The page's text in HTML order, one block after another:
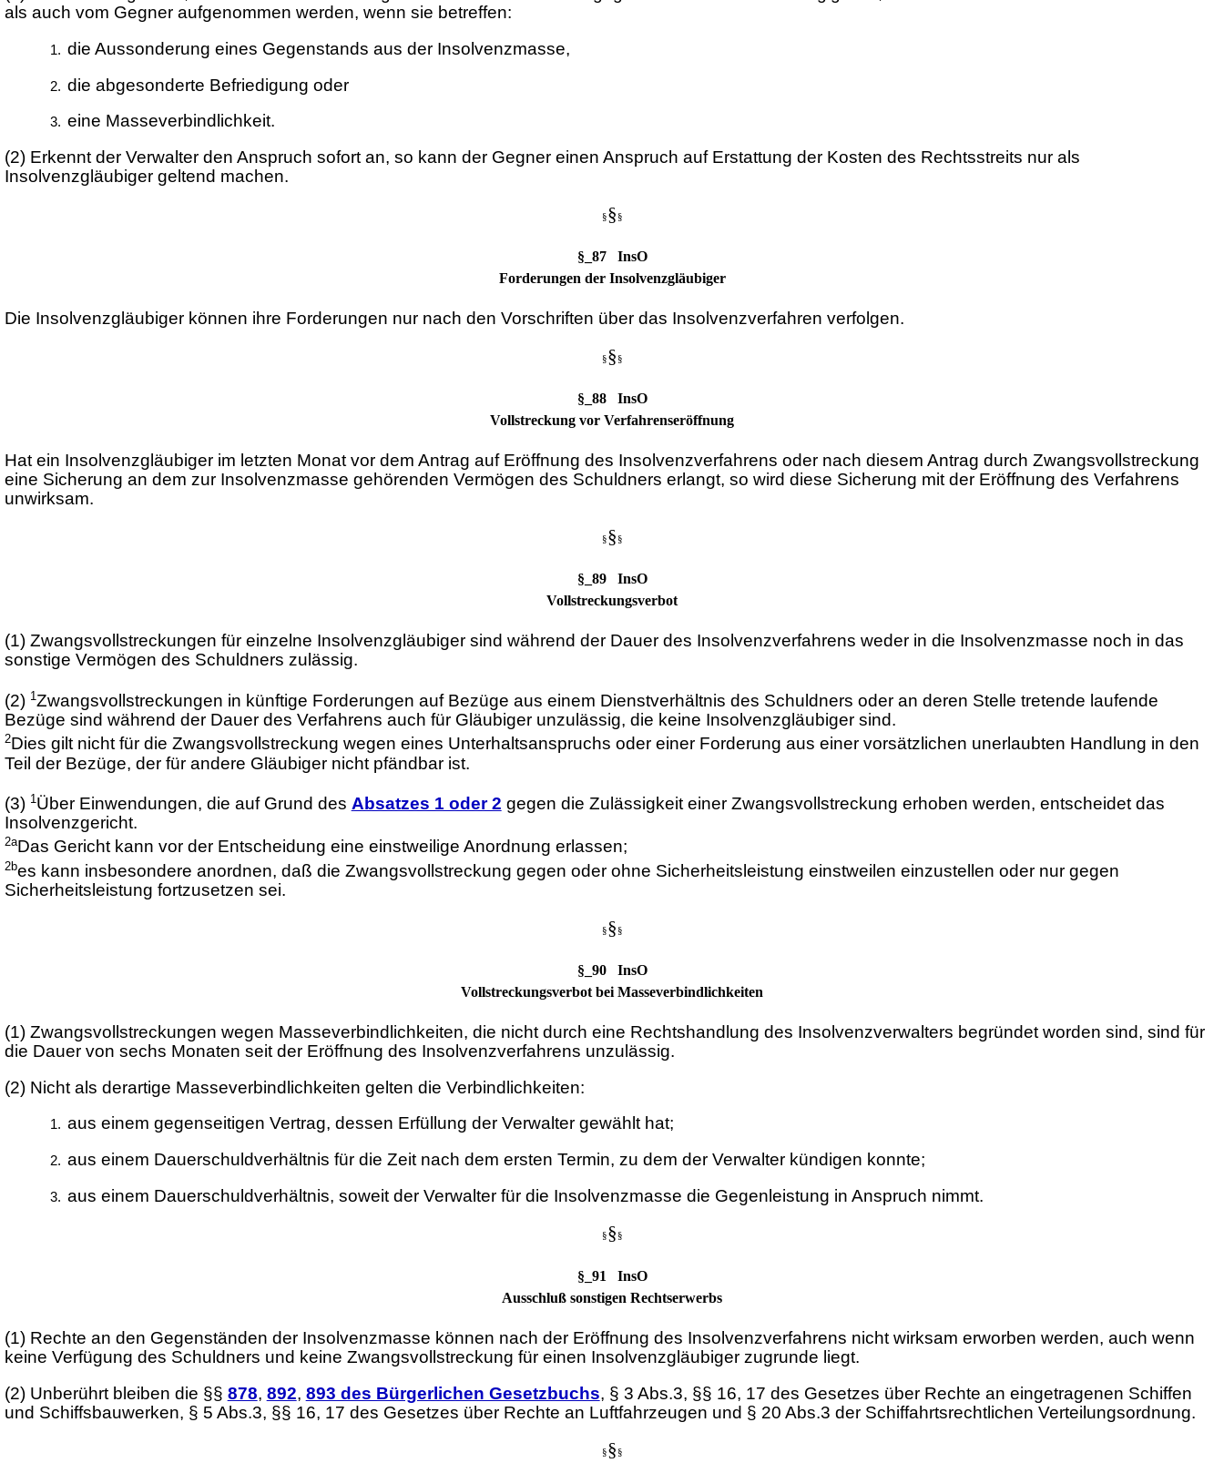
als auch vom Gegner aufgenommen werden, wenn sie betreffen:
die Aussonderung eines Gegenstands aus der Insolvenzmasse,
die abgesonderte Befriedigung oder
eine Masseverbindlichkeit.
(2) Erkennt der Verwalter den Anspruch sofort an, so kann der Gegner einen Anspruch auf Erstattung der Kosten des Rechtsstreits nur als
Insolvenzgläubiger geltend machen.
§§ §
§_87 InsO
Forderungen der Insolvenzgläubiger
Die Insolvenzgläubiger können ihre Forderungen nur nach den Vorschriften über das Insolvenzverfahren verfolgen.
§§ §
§_88 InsO
Vollstreckung vor Verfahrenseröffnung
Hat ein Insolvenzgläubiger im letzten Monat vor dem Antrag auf Eröffnung des Insolvenzverfahrens oder nach diesem Antrag durch Zwangsvollstreckung
eine Sicherung an dem zur Insolvenzmasse gehörenden Vermögen des Schuldners erlangt, so wird diese Sicherung mit der Eröffnung des Verfahrens
unwirksam.
§§ §
§_89 InsO
Vollstreckungsverbot
(1) Zwangsvollstreckungen für einzelne Insolvenzgläubiger sind während der Dauer des Insolvenzverfahrens weder in die Insolvenzmasse noch in das
sonstige Vermögen des Schuldners zulässig.
(2) 1Zwangsvollstreckungen in künftige Forderungen auf Bezüge aus einem Dienstverhältnis des Schuldners oder an deren Stelle tretende laufende
Bezüge sind während der Dauer des Verfahrens auch für Gläubiger unzulässig, die keine Insolvenzgläubiger sind.
2Dies gilt nicht für die Zwangsvollstreckung wegen eines Unterhaltsanspruchs oder einer Forderung aus einer vorsätzlichen unerlaubten Handlung in den
Teil der Bezüge, der für andere Gläubiger nicht pfändbar ist.
(3) 1Über Einwendungen, die auf Grund des Absatzes 1 oder 2 gegen die Zulässigkeit einer Zwangsvollstreckung erhoben werden, entscheidet das
Insolvenzgericht.
2aDas Gericht kann vor der Entscheidung eine einstweilige Anordnung erlassen;
2bes kann insbesondere anordnen, daß die Zwangsvollstreckung gegen oder ohne Sicherheitsleistung einstweilen einzustellen oder nur gegen
Sicherheitsleistung fortzusetzen sei.
§§ §
§_90 InsO
Vollstreckungsverbot bei Masseverbindlichkeiten
(1) Zwangsvollstreckungen wegen Masseverbindlichkeiten, die nicht durch eine Rechtshandlung des Insolvenzverwalters begründet worden sind, sind für
die Dauer von sechs Monaten seit der Eröffnung des Insolvenzverfahrens unzulässig.
(2) Nicht als derartige Masseverbindlichkeiten gelten die Verbindlichkeiten:
aus einem gegenseitigen Vertrag, dessen Erfüllung der Verwalter gewählt hat;
aus einem Dauerschuldverhältnis für die Zeit nach dem ersten Termin, zu dem der Verwalter kündigen konnte;
aus einem Dauerschuldverhältnis, soweit der Verwalter für die Insolvenzmasse die Gegenleistung in Anspruch nimmt.
§§ §
§_91 InsO
Ausschluß sonstigen Rechtserwerbs
(1) Rechte an den Gegenständen der Insolvenzmasse können nach der Eröffnung des Insolvenzverfahrens nicht wirksam erworben werden, auch wenn
keine Verfügung des Schuldners und keine Zwangsvollstreckung für einen Insolvenzgläubiger zugrunde liegt.
(2) Unberührt bleiben die §§ 878, 892, 893 des Bürgerlichen Gesetzbuchs, § 3 Abs.3, §§ 16, 17 des Gesetzes über Rechte an eingetragenen Schiffen
und Schiffsbauwerken, § 5 Abs.3, §§ 16, 17 des Gesetzes über Rechte an Luftfahrzeugen und § 20 Abs.3 der Schiffahrtsrechtlichen Verteilungsordnung.
§§ §